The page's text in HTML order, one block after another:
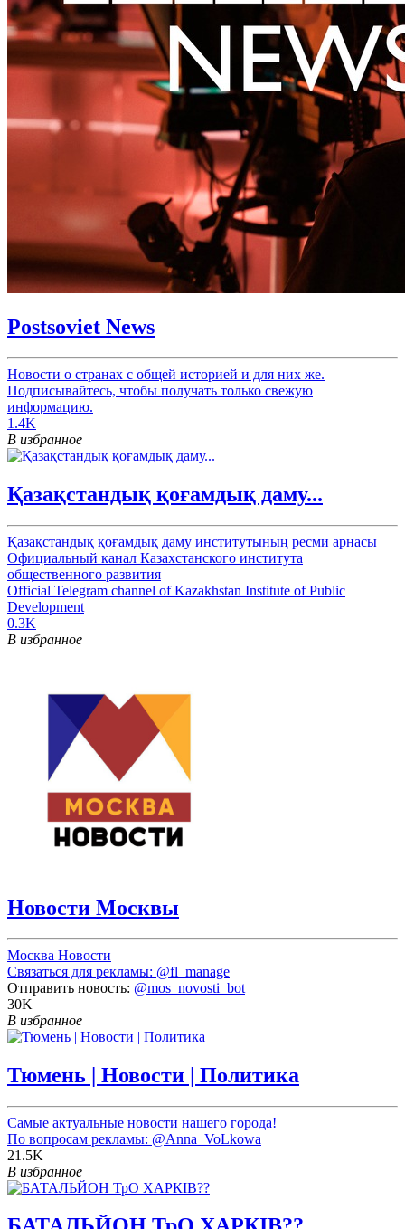
Postsoviet News
Новости о странах с общей историей и для них же.
Подписывайтесь, чтобы получать только свежую
информацию.
1.4K
В избранное
Қазақстандық қоғамдық даму...
Қазақстандық қоғамдық даму институтының ресми арнасы
Официальный канал Казахстанского института
общественного развития
Official Telegram channel of Kazakhstan Institute of Public
Development
0.3K
В избранное
Новости Москвы
Москва Новости
Связаться для рекламы: @fl_manage
Отправить новость: @mos_novosti_bot
30K
В избранное
Тюмень | Новости | Политика
Самые актуальные новости нашего города!
По вопросам рекламы: @Anna_VoLkowa
21.5K
В избранное